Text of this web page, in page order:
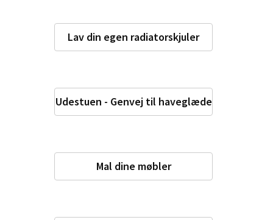
Lav din egen radiatorskjuler
Udestuen - Genvej til haveglæde
Mal dine møbler